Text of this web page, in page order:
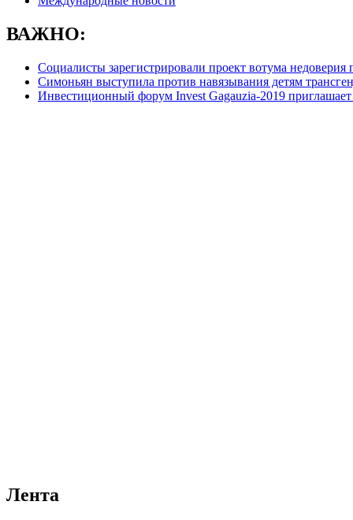
ВАЖНО:
Социалисты зарегистрировали проект вотума
Симоньян выступила против навязывания детям
Инвестиционный форум Invest Gagauzia-2019
Лента